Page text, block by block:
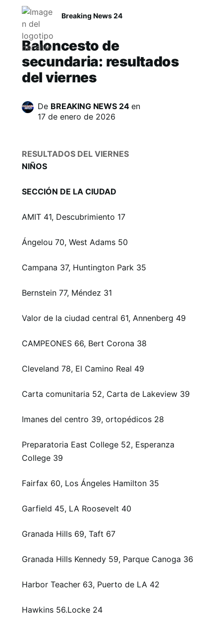
Breaking News 24
Baloncesto de
secundaria: resultados
del viernes
De BREAKING NEWS 24en
17 de enero de 2026
RESULTADOS DEL VIERNES
NIÑOS
SECCIÓN DE LA CIUDAD
AMIT 41, Descubrimiento 17
Ángelou 70, West Adams 50
Campana 37, Huntington Park 35
Bernstein 77, Méndez 31
Valor de la ciudad central 61, Annenberg 49
CAMPEONES 66, Bert Corona 38
Cleveland 78, El Camino Real 49
Carta comunitaria 52, Carta de Lakeview 39
Imanes del centro 39, ortopédicos 28
Preparatoria East College 52, Esperanza
College 39
Fairfax 60, Los Ángeles Hamilton 35
Garfield 45, LA Roosevelt 40
Granada Hills 69, Taft 67
Granada Hills Kennedy 59, Parque Canoga 36
Harbor Teacher 63, Puerto de LA 42
Hawkins 56.Locke 24